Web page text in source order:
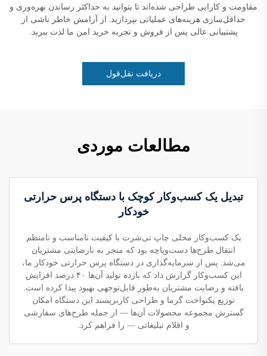
مقاومت و کارایی طراحی شده‌اند تا بتوانید به حداکثر رساندن بهره‌وری و
حداقل‌سازی هزینه‌های عملیاتی بپردازید. از آرامش خاطر ناشی از
پشتیبانی عالی پس از فروش و تجربه خرید امن ما لذت ببرید.
دریافت نقل‌قول
مطالعات موردی
تبدیل یک کسب‌وکار کوچک با دستگاه پرس حرارتی
خودکار
یک کسب‌وکار محلی چاپ تی‌شرت با کیفیت نامناسب و نامنظم
انتقال طرح‌ها دست‌وپاچه بود که منجر به نارضایتی مشتریان
می‌شد. پس از سرمایه‌گذاری در دستگاه پرس حرارتی خودکار ما،
این کسب‌وکار گزارش داد که بازده تولید آن‌ها ۴۰ درصد افزایش
یافته و رضایت مشتریان به‌طور قابل‌توجهی بهبود پیدا کرده است.
توزیع یکنواخت گرما و طراحی کاربرپسند این دستگاه امکان
گسترش مجموعه محصولات آن‌ها — از جمله طرح‌های سفارشی
و اقلام تبلیغاتی — را فراهم کرد.